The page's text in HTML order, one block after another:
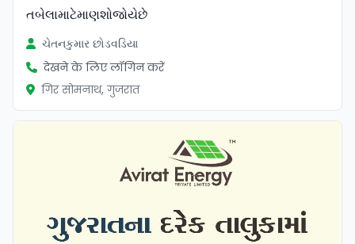
તબેલામાટેમાણશોજોયેછે
ચેતનકુમાર છોડવડિયા
देखने के लिए लॉगिन करें
गिर सोमनाथ, गुजरात